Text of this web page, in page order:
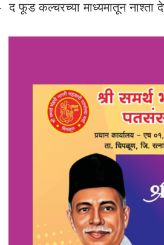
फूड कल्चरच्या माध्यमातून नाश्ता